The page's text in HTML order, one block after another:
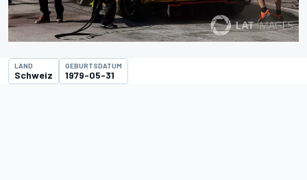
LAND
Schweiz
GEBURTSDATUM
1979-05-31